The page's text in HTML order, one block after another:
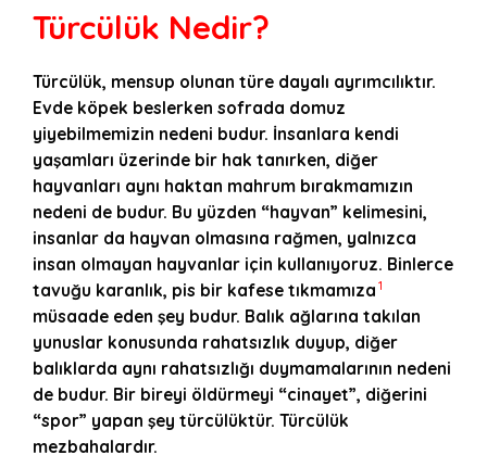
Türcülük Nedir?
Türcülük, mensup olunan türe dayalı ayrımcılıktır.
Evde köpek beslerken sofrada domuz
yiyebilmemizin nedeni budur. İnsanlara kendi
yaşamları üzerinde bir hak tanırken, diğer
hayvanları aynı haktan mahrum bırakmamızın
nedeni de budur. Bu yüzden “hayvan” kelimesini,
insanlar da hayvan olmasına rağmen, yalnızca
insan olmayan hayvanlar için kullanıyoruz. Binlerce
tavuğu karanlık, pis bir kafese tıkmamıza 1
müsaade eden şey budur. Balık ağlarına takılan
yunuslar konusunda rahatsızlık duyup, diğer
balıklarda aynı rahatsızlığı duymamalarının nedeni
de budur. Bir bireyi öldürmeyi “cinayet”, diğerini
“spor” yapan şey türcülüktür. Türcülük
mezbahalardır.